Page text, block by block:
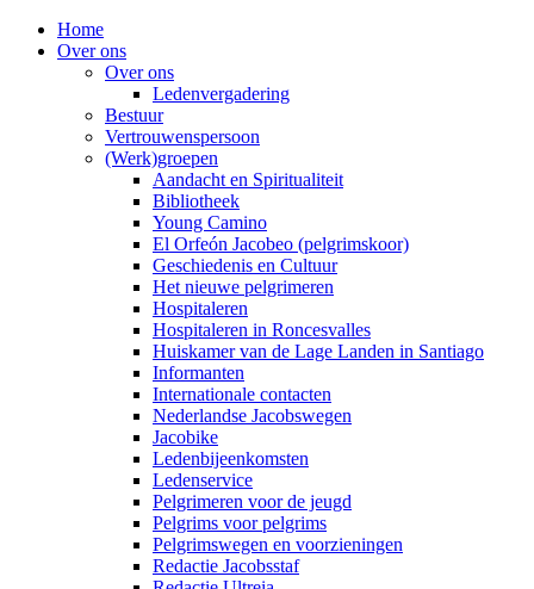
Home
Over ons
Over ons
Ledenvergadering
Bestuur
Vertrouwenspersoon
(Werk)groepen
Aandacht en Spiritualiteit
Bibliotheek
Young Camino
El Orfeón Jacobeo (pelgrimskoor)
Geschiedenis en Cultuur
Het nieuwe pelgrimeren
Hospitaleren
Hospitaleren in Roncesvalles
Huiskamer van de Lage Landen in Santiago
Informanten
Internationale contacten
Nederlandse Jacobswegen
Jacobike
Ledenbijeenkomsten
Ledenservice
Pelgrimeren voor de jeugd
Pelgrims voor pelgrims
Pelgrimswegen en voorzieningen
Redactie Jacobsstaf